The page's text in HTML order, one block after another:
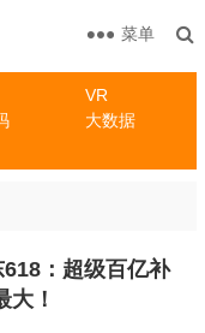
VR
大数据
菜单
：超级百亿补
大！